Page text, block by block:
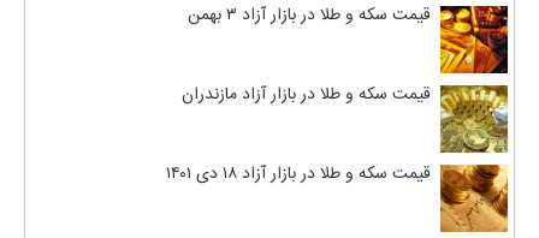
قیمت سکه و طلا در بازار آزاد ۳ بهمن
قیمت سکه و طلا در بازار آزاد مازندران
قیمت سکه و طلا در بازار آزاد ۱۸ دی ۱۴۰۱